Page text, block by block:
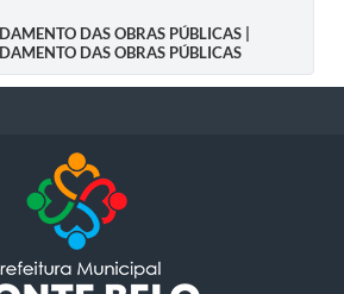
DAS OBRAS PÚBLICAS |
DAS OBRAS PÚBLICAS